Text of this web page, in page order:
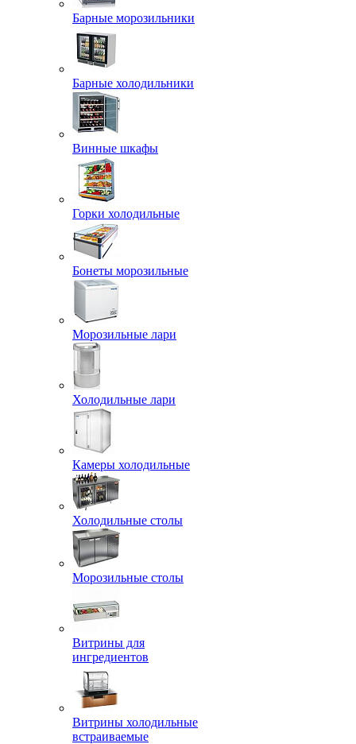
Барные морозильники
Барные холодильники
Винные шкафы
Горки холодильные
Бонеты морозильные
Морозильные лари
Холодильные лари
Камеры холодильные
Холодильные столы
Морозильные столы
Витрины для
ингредиентов
Витрины холодильные
встраиваемые